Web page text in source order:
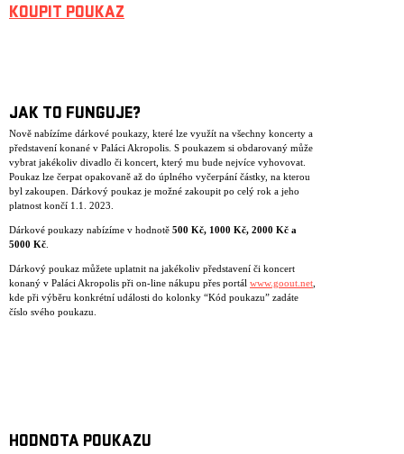
KOUPIT POUKAZ
JAK TO FUNGUJE?
Nově nabízíme dárkové poukazy, které lze využít na všechny koncerty a
představení konané v Paláci Akropolis. S poukazem si obdarovaný může
vybrat jakékoliv divadlo či koncert, který mu bude nejvíce vyhovovat.
Poukaz lze čerpat opakovaně až do úplného vyčerpání částky, na kterou
byl zakoupen. Dárkový poukaz je možné zakoupit po celý rok a jeho
platnost končí 1.1. 2023.
Dárkové poukazy nabízíme v hodnotě 500 Kč, 1000 Kč, 2000 Kč a
5000 Kč
Dárkový poukaz můžete uplatnit na jakékoliv představení či koncert
konaný v Paláci Akropolis při on-line nákupu přes portál www.goout.net
kde při výběru konkrétní události do kolonky “Kód poukazu” zadáte
číslo svého poukazu.
HODNOTA POUKAZU